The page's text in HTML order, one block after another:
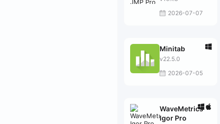
2026-07-07
Minitab
v22.5.0
2026-07-05
WaveMetrics
Igor Pro